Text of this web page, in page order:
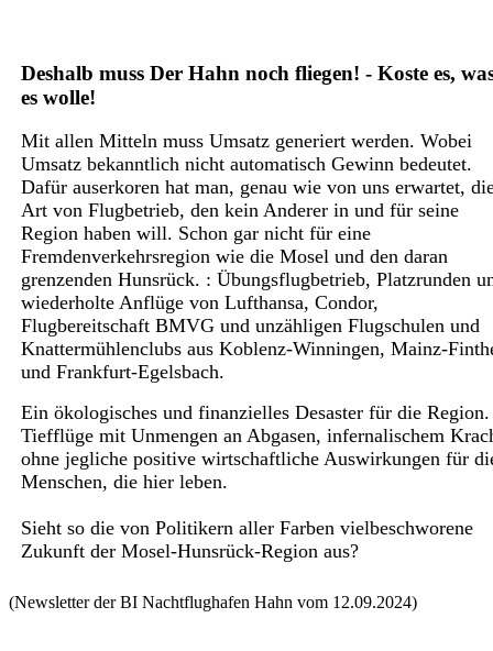
Deshalb muss Der Hahn noch fliegen! - Koste es,
es wolle!
Mit allen Mitteln muss Umsatz generiert werden. Wobei
Umsatz bekanntlich nicht automatisch Gewinn bedeutet.
Dafür auserkoren hat man, genau wie von uns erwartet,
Art von Flugbetrieb, den kein Anderer in und für seine
Region haben will. Schon gar nicht für eine
Fremdenverkehrsregion wie die Mosel und den daran
grenzenden Hunsrück. : Übungsflugbetrieb, Platzrunden
wiederholte Anflüge von Lufthansa, Condor,
Flugbereitschaft BMVG und unzähligen Flugschulen und
Knattermühlenclubs aus Koblenz-Winningen, Mainz-
und Frankfurt-Egelsbach.
Ein ökologisches und finanzielles Desaster für die Region.
Tiefflüge mit Unmengen an Abgasen, infernalischem
ohne jegliche positive wirtschaftliche Auswirkungen für
Menschen, die hier leben.
Sieht so die von Politikern aller Farben vielbeschworene
Zukunft der Mosel-Hunsrück-Region aus?
(Newsletter der BI Nachtflughafen Hahn vom 12.09.2024)